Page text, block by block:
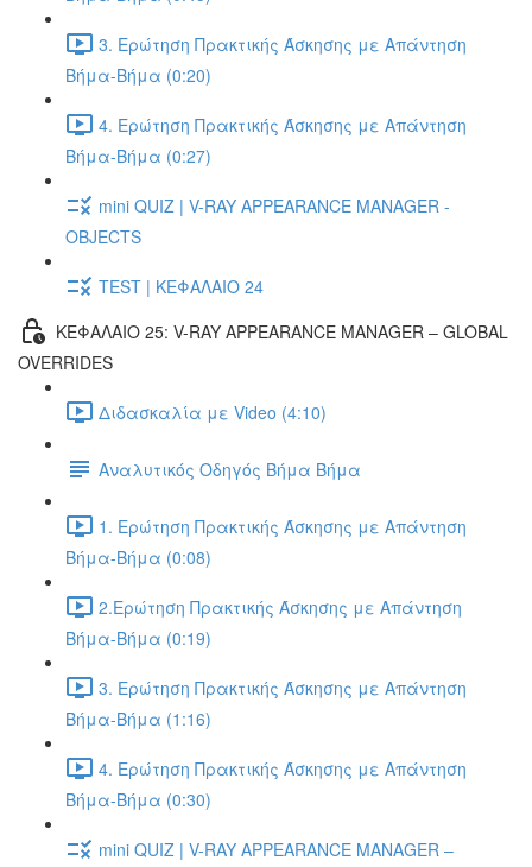
3. Ερώτηση Πρακτικής Άσκησης με Απάντηση
Βήμα-Βήμα (0:20)
4. Ερώτηση Πρακτικής Άσκησης με Απάντηση
Βήμα-Βήμα (0:27)
mini QUIZ | V-RAY APPEARANCE MANAGER -
OBJECTS
TEST | ΚΕΦΑΛΑΙΟ 24
ΚΕΦΑΛΑΙΟ 25: V-RAY APPEARANCE MANAGER – GLOBAL
OVERRIDES
Διδασκαλία με Video (4:10)
Αναλυτικός Οδηγός Βήμα Βήμα
1. Ερώτηση Πρακτικής Άσκησης με Απάντηση
Βήμα-Βήμα (0:08)
2.Ερώτηση Πρακτικής Άσκησης με Απάντηση
Βήμα-Βήμα (0:19)
3. Ερώτηση Πρακτικής Άσκησης με Απάντηση
Βήμα-Βήμα (1:16)
4. Ερώτηση Πρακτικής Άσκησης με Απάντηση
Βήμα-Βήμα (0:30)
mini QUIZ | V-RAY APPEARANCE MANAGER –